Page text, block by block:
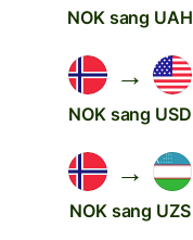
NOK sang UAH
→
NOK sang USD
→
NOK sang UZS